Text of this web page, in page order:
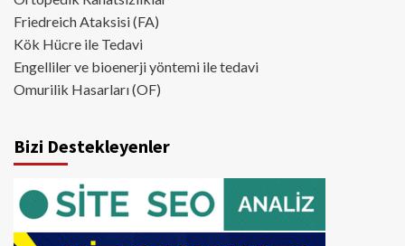
Friedreich Ataksisi (FA)
Kök Hücre ile Tedavi
Engelliler ve bioenerji yöntemi ile tedavi
Omurilik Hasarları (OF)
Bizi Destekleyenler